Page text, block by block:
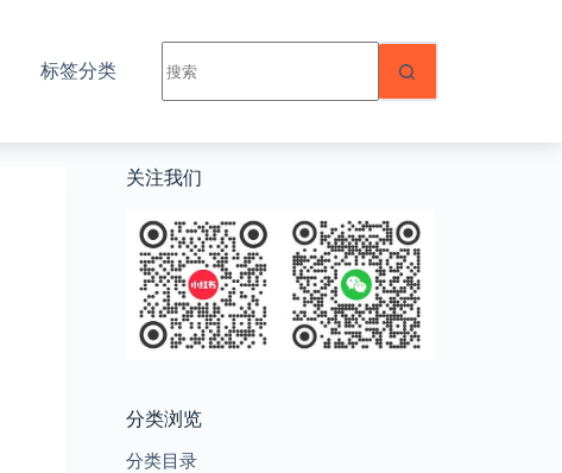
标签分类
结
果
关注我们
分类浏览
分类目录